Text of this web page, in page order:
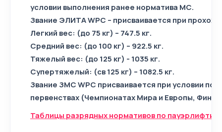
условии выполнения ранее норматива МС.
Звание ЭЛИТА WPC – присваивается при
Легкий вес: (до 75 кг) – 747.5 кг.
Средний вес: (до 100 кг) – 922.5 кг.
Тяжелый вес: (до 125 кг) - 1035 кг.
Супертяжелый: (св 125 кг) – 1082.5 кг.
Звание ЗМС WPC присваивается при условии
первенствах (Чемпионатах Мира и Европы,
Таблицы разрядных нормативов по